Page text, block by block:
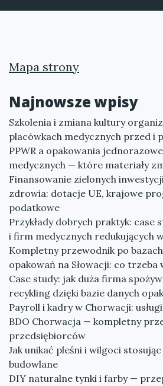
Mapa strony
Najnowsze wpisy
Szkolenia i zmiana kultury
placówkach medycznych przed i
PPWR a opakowania
medycznych — które materiały
Finansowanie zielonych
zdrowia: dotacje UE, krajowe
podatkowe
Przykłady dobrych praktyk: case
i firm medycznych redukujących
Kompletny przewodnik po
opakowań na Słowacji: co trzeba
Case study: jak duża firma
recykling dzięki bazie danych
Payroll i kadry w Chorwacji:
BDO Chorwacja — kompletny
przedsiębiorców
Jak unikać pleśni i wilgoci
budowlane
DIY naturalne tynki i farby —